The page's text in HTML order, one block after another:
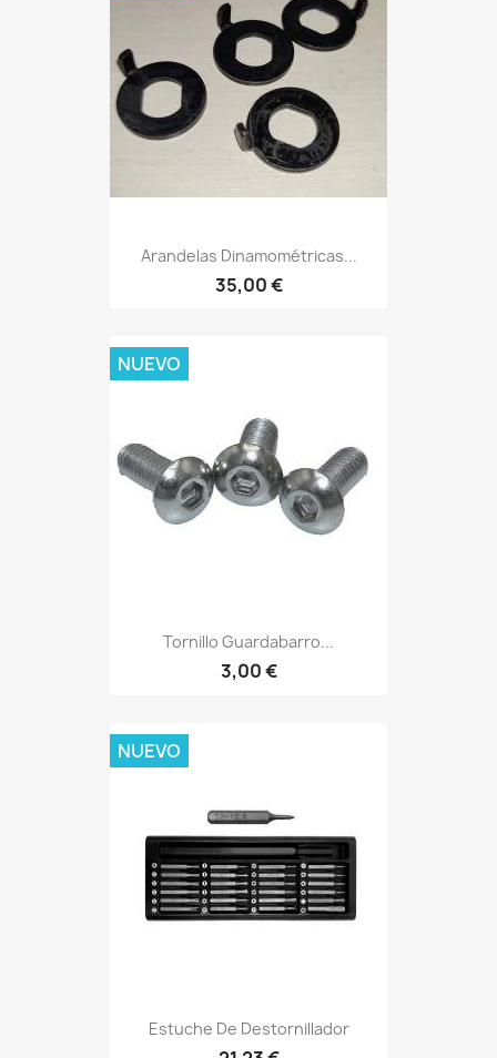
Arandelas Dinamométricas...
35,00 €
Tornillo Guardabarro...
3,00 €
NUEVO
Estuche De Destornillador
NUEVO